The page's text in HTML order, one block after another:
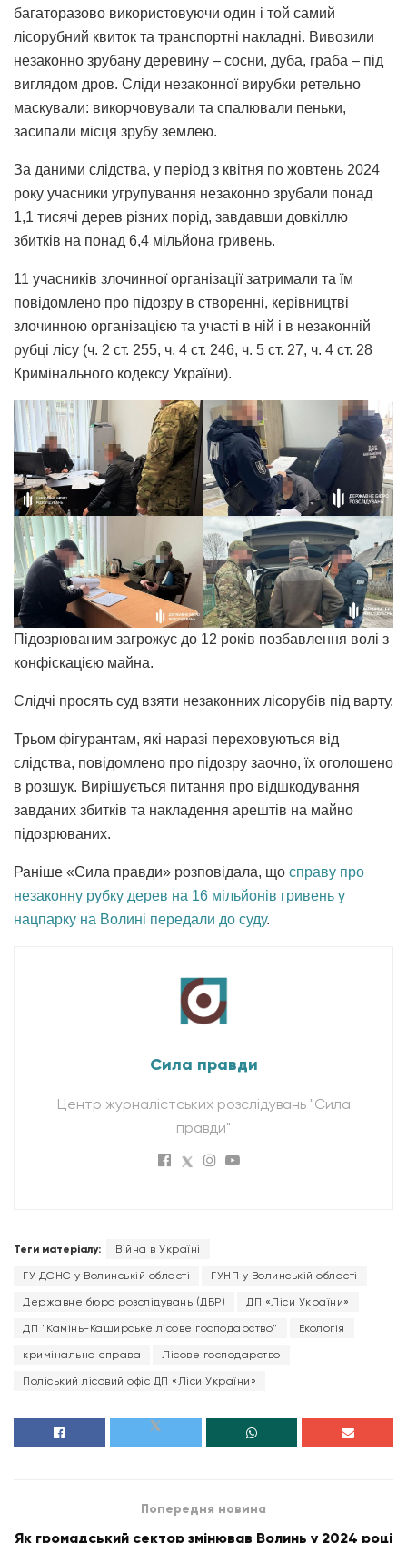
багаторазово використовуючи один і той самий
лісорубний квиток та транспортні накладні. Вивозили
незаконно зрубану деревину – сосни, дуба, граба – під
виглядом дров. Сліди незаконної вирубки ретельно
маскували: викорчовували та спалювали пеньки,
засипали місця зрубу землею.
За даними слідства, у період з квітня по жовтень 2024
року учасники угрупування незаконно зрубали понад
1,1 тисячі дерев різних порід, завдавши довкіллю
збитків на понад 6,4 мільйона гривень.
11 учасників злочинної організації затримали та їм
повідомлено про підозру в створенні, керівництві
злочинною організацією та участі в ній і в незаконній
рубці лісу (ч. 2 ст. 255, ч. 4 ст. 246, ч. 5 ст. 27, ч. 4 ст. 28
Кримінального кодексу України).
Підозрюваним загрожує до 12 років позбавлення волі з
конфіскацією майна.
Слідчі просять суд взяти незаконних лісорубів під варту.
Трьом фігурантам, які наразі переховуються від
слідства, повідомлено про підозру заочно, їх оголошено
в розшук. Вирішується питання про відшкодування
завданих збитків та накладення арештів на майно
підозрюваних.
Раніше «Сила правди» розповідала, що справу про
незаконну рубку дерев на 16 мільйонів гривень у
нацпарку на Волині передали до суду.
Сила правди
Центр журналістських розслідувань "Сила
правди"
Теги матеріалу: Війна в Україні
ГУ ДСНС у Волинській області ГУНП у Волинській області
Державне бюро розслідувань (ДБР) ДП «Ліси України»
ДП "Камінь-Каширське лісове господарство" Екологія
кримінальна справа Лісове господарство
Поліський лісовий офіс ДП «Ліси України»
Попередня новина
Як громадський сектор змінював Волинь у 2024 році